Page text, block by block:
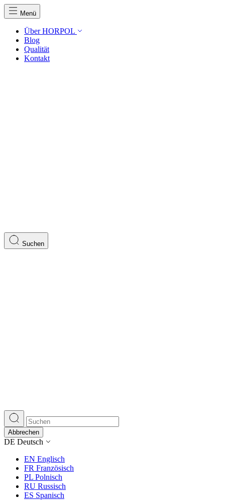
Menü
Über HORPOL
Blog
Qualität
Kontakt
Suchen
Abbrechen
DE Deutsch
EN Englisch
FR Französisch
PL Polnisch
RU Russisch
ES Spanisch